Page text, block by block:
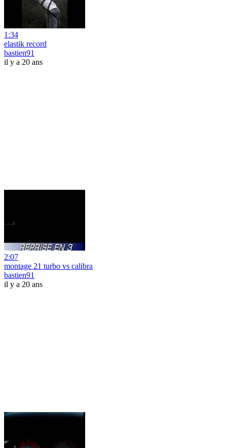
1:34
elastik record
bastien91
il y a 20 ans
2:07
montage 21 turbo vs calibra
bastien91
il y a 20 ans